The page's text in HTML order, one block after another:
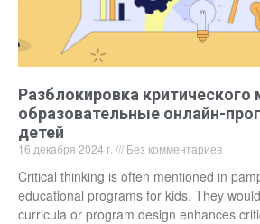
Разблокировка
образовательные онлайн-
детей
16 декабря 2024 г. Без комментариев
Critical thinking is often mentioned in
educational programs for kids. They
curricula or program design enhances